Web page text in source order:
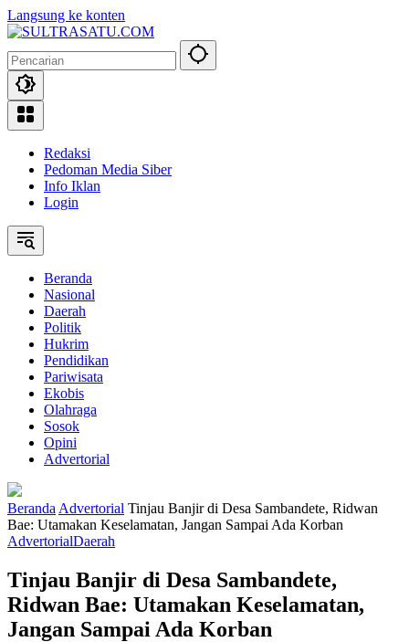
Langsung ke konten
Redaksi
Pedoman Media Siber
Info Iklan
Login
Beranda
Nasional
Daerah
Politik
Hukrim
Pendidikan
Pariwisata
Ekobis
Olahraga
Sosok
Opini
Advertorial
Beranda Advertorial Tinjau Banjir di Desa Sambandete, Ridwan
Bae: Utamakan Keselamatan, Jangan Sampai Ada Korban
AdvertorialDaerah
Tinjau Banjir di Desa Sambandete,
Ridwan Bae: Utamakan Keselamatan,
Jangan Sampai Ada Korban